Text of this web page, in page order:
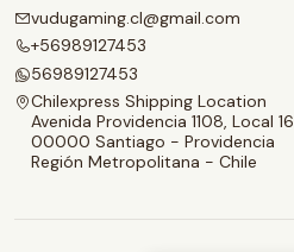
vudugaming.cl@gmail.com
+56989127453
56989127453
Chilexpress Shipping Location
Avenida Providencia 1108, Local 16
00000 Santiago - Providencia
Región Metropolitana - Chile